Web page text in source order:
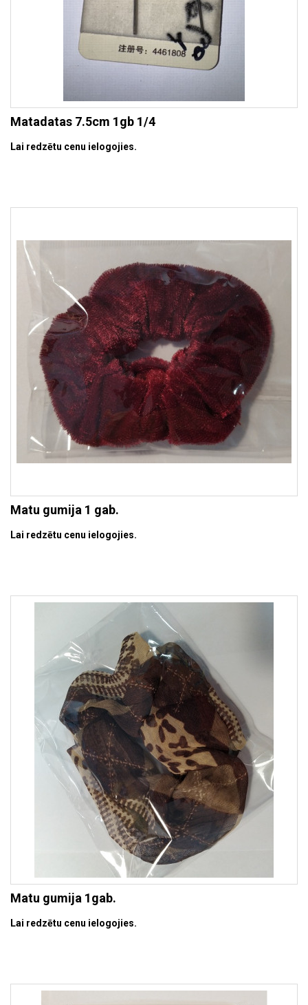
Matadatas 7.5cm 1gb 1/4
Lai redzētu cenu ielogojies.
Matu gumija 1 gab.
Lai redzētu cenu ielogojies.
Matu gumija 1gab.
Lai redzētu cenu ielogojies.